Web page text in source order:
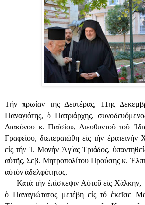
Tήν πρωΐαν τῆς Δευτέρας, 11ης
Παναγιότης, ὁ Πατριάρχης,
Διακόνου κ. Παϊσίου, Διευθυντοῦ τοῦ
Γραφείου, διεπεραιώθη εἰς τήν ἐρατεινήν
εἰς τήν Ἱ. Μονήν Ἁγίας Τριάδος,
αὐτῆς, Σεβ. Μητροπολίτου Προύσης κ.
αὐτόν ἀδελφότητος.
Κατά τήν ἐπίσκεψιν Αὐτοῦ εἰς Χάλκην,
ὁ Παναγιώτατος μετέβη εἰς τό ἐκεῖσε